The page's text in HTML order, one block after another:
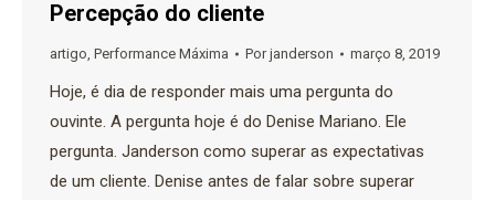
Percepção do cliente
artigo, Performance Máxima Porjanderson março 8, 2019
Hoje, é dia de responder mais uma pergunta do
ouvinte. A pergunta hoje é do Denise Mariano. Ele
pergunta. Janderson como superar as expectativas
de um cliente. Denise antes de falar sobre superar